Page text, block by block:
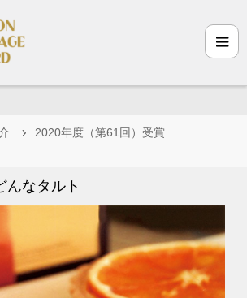
2020年度（第61回）受賞
んなタルト